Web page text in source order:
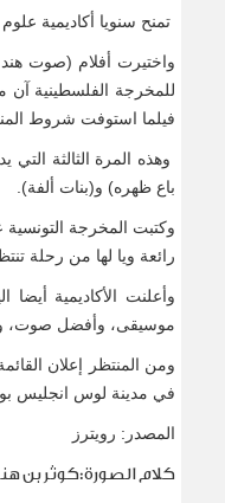
تمنح سنويا أكاديمية
فيلما استوفت شروط
وهذه المرة الثالثة
باع ظهره) و(بنات ألفة).
وكتبت المخرجة
رائعة ويا لها من رحلة
وأعلنت الأكاديمية أيضا
موسيقى، وأفضل صوت،
في مدينة لوس انجليس
المصدر: رويترز
كلام الصورة:كوثر بن